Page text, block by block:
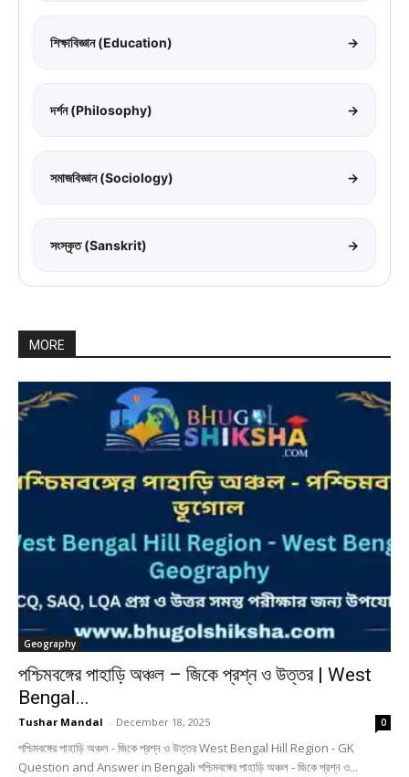
শিক্ষাবিজ্ঞান (Education) →
দর্শন (Philosophy) →
সমাজবিজ্ঞান (Sociology) →
সংস্কৃত (Sanskrit) →
MORE
Geography
পশ্চিমবঙ্গের পাহাড়ি অঞ্চল – জিকে প্রশ্ন ও উত্তর | West
Bengal...
Tushar Mandal - December 18, 2025 0
পশ্চিমবঙ্গের পাহাড়ি অঞ্চল - জিকে প্রশ্ন ও উত্তর West Bengal Hill Region - GK
Question and Answer in Bengali পশ্চিমবঙ্গের পাহাড়ি অঞ্চল - জিকে প্রশ্ন ও...